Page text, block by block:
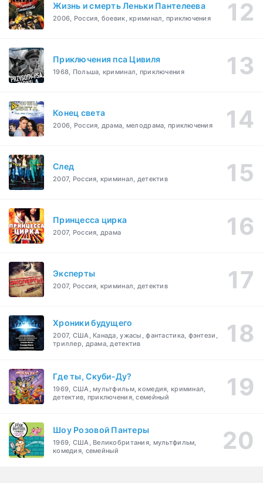
Жизнь и смерть Леньки Пантелеева
2006, Россия, боевик, криминал, приключения
Приключения пса Цивиля
1968, Польша, криминал, приключения
Конец света
2006, Россия, драма, мелодрама, приключения
След
2007, Россия, криминал, детектив
Принцесса цирка
2007, Россия, драма
Эксперты
2007, Россия, криминал, детектив
Хроники будущего
2007, США, Канада, ужасы, фантастика, фэнтези,
триллер, драма, детектив
Где ты, Скуби-Ду?
1969, США, мультфильм, комедия, криминал,
детектив, приключения, семейный
Шоу Розовой Пантеры
1969, США, Великобритания, мультфильм,
комедия, семейный